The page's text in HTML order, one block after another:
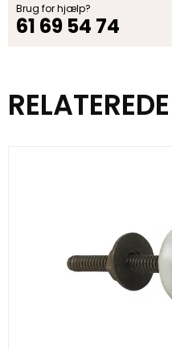
Brug for hjælp?
61 69 54 74